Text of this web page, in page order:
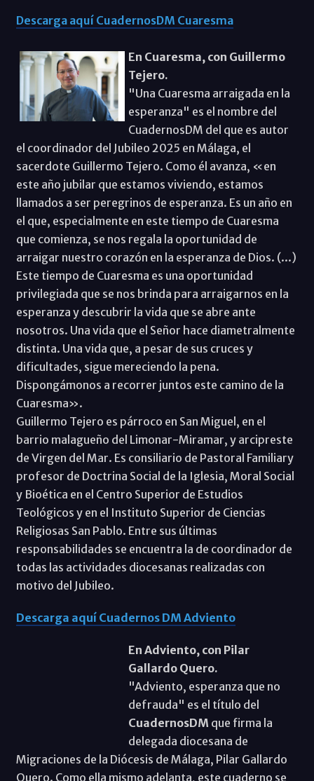
Descarga aquí CuadernosDM Cuaresma
En Cuaresma, con Guillermo
Tejero.
"Una Cuaresma arraigada en la
esperanza" es el nombre del
CuadernosDM del que es autor
el coordinador del Jubileo 2025 en Málaga, el
sacerdote Guillermo Tejero. Como él avanza, «en
este año jubilar que estamos viviendo, estamos
llamados a ser peregrinos de esperanza. Es un año en
el que, especialmente en este tiempo de Cuaresma
que comienza, se nos regala la oportunidad de
arraigar nuestro corazón en la esperanza de Dios. (...)
Este tiempo de Cuaresma es una oportunidad
privilegiada que se nos brinda para arraigarnos en la
esperanza y descubrir la vida que se abre ante
nosotros. Una vida que el Señor hace diametralmente
distinta. Una vida que, a pesar de sus cruces y
dificultades, sigue mereciendo la pena.
Dispongámonos a recorrer juntos este camino de la
Cuaresma».
Guillermo Tejero es párroco en San Miguel, en el
barrio malagueño del Limonar-Miramar, y arcipreste
de Virgen del Mar. Es consiliario de Pastoral Familiary
profesor de Doctrina Social de la Iglesia, Moral Social
y Bioética en el Centro Superior de Estudios
Teológicos y en el Instituto Superior de Ciencias
Religiosas San Pablo. Entre sus últimas
responsabilidades se encuentra la de coordinador de
todas las actividades diocesanas realizadas con
motivo del Jubileo.
Descarga aquí Cuadernos DM Adviento
En Adviento, con Pilar
Gallardo Quero.
"Adviento, esperanza que no
defrauda" es el título del
CuadernosDM que firma la
delegada diocesana de
Migraciones de la Diócesis de Málaga, Pilar Gallardo
Quero. Como ella mismo adelanta, este cuaderno se